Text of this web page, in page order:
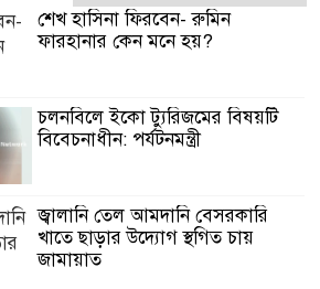
শেখ হাসিনা ফিরবেন- রুমিন
ফারহানার কেন মনে হয়?
চলনবিলে ইকো ট্যুরিজমের বিষয়টি
বিবেচনাধীন: পর্যটনমন্ত্রী
জ্বালানি তেল আমদানি বেসরকারি
খাতে ছাড়ার উদ্যোগ স্থগিত চায়
জামায়াত